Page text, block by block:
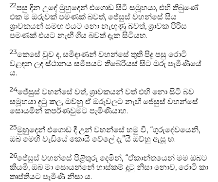
22පසු දින උදේ මුහුදෙන් එගොඩ සිටි සමූහයා, එහි තිබුණේ
එක ම ඔරුවක් පමණක් බවත්, ජේසුස් වහන්සේ සිය
ශ්‍රාවකයන් සමඟ එයට නො නැඟුණු බවත්, ශ්‍රාවක පිරිස
පමණක් එයට නැඟී ගිය බවත් දැක සිටියහ.
23කෙසේ වුව ද, සමිඳාණන් වහන්සේ තුති පිදූ පසු රොටි
වළඳන ලද ස්ථානය සමීපයට තිබේරියස් සිට ඔරු පැමිණියේ
ය.
24ජේසුස් වහන්සේ වත්, ශ්‍රාවකයන් වත් එහි නො සිටි බව
සමූහයා දුටු කල, ඔව්හු ඒ ඔරුවලට නැඟී ජේසුස් වහන්සේ
සොයමින් කපර්ණවුමට පැමිණියාහ.
25මුහුදෙන් එගොඩ දී උන් වහන්සේ හමු වී, “ගුරුදේවයෙනි,
ඔබ මෙහි වැඩියේ කොයි වේලේ දැ”යි ඔව්හු ඇසූ හ.
26ජේසුස් වහන්සේ පිළිතුරු දෙමින්, “ඒකාන්තයෙන් මම ඔබට
කියමි, ඔබ මා සොයන්නේ හාස්කම් දුටු නිසා නොව, රොටි කා
තෘප්තියට පැමිණි නිසා ය.